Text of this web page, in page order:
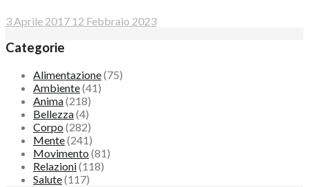
3 Aprile 2017 12 Febbraio 2023
Categorie
Alimentazione(75)
Ambiente(41)
Anima(218)
Bellezza(4)
Corpo (282)
Mente(241)
Movimento (81)
Relazioni(118)
Salute(117)